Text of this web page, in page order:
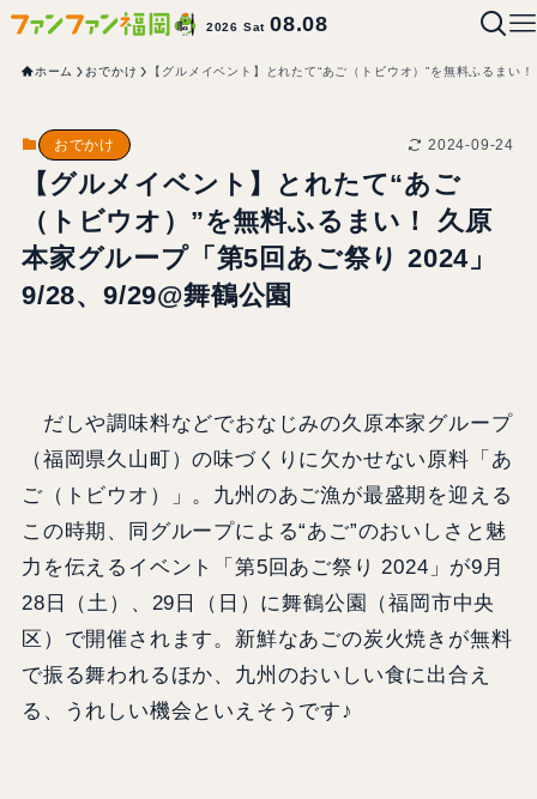
2026 Sat08.08
ホーム おでかけ 【グルメイベント】とれたて“あご（トビウオ）”を無料ふるま
おでかけ 2024-09-24
【グルメイベント】とれたて“あご
（トビウオ）”を無料ふるまい！ 久原
本家グループ「第5回あご祭り 2024」
9/28、9/29@舞鶴公園
だしや調味料などでおなじみの久原本家グループ
（福岡県久山町）の味づくりに欠かせない原料「あ
ご（トビウオ）」。九州のあご漁が最盛期を迎える
この時期、同グループによる“あご”のおいしさと魅
力を伝えるイベント「第5回あご祭り 2024」が9月
28日（土）、29日（日）に舞鶴公園（福岡市中央
区）で開催されます。新鮮なあごの炭火焼きが無料
で振る舞われるほか、九州のおいしい食に出合え
る、うれしい機会といえそうです♪